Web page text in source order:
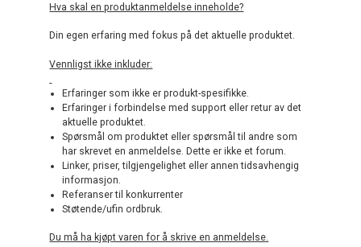
Hva skal en produktanmeldelse inneholde?
Din egen erfaring med fokus på det aktuelle produktet.
Vennligst ikke inkluder:
Erfaringer som ikke er produkt-spesifikke.
Erfaringer i forbindelse med support eller retur av det
aktuelle produktet.
Spørsmål om produktet eller spørsmål til andre som
har skrevet en anmeldelse. Dette er ikke et forum.
Linker, priser, tilgjengelighet eller annen tidsavhengig
informasjon.
Referanser til konkurrenter
Støtende/ufin ordbruk.
Du må ha kjøpt varen for å skrive en anmeldelse.